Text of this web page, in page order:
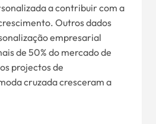
a contribuir com a
Outros dados
empresarial
de 50% do mercado de
projectos de
cruzada cresceram a